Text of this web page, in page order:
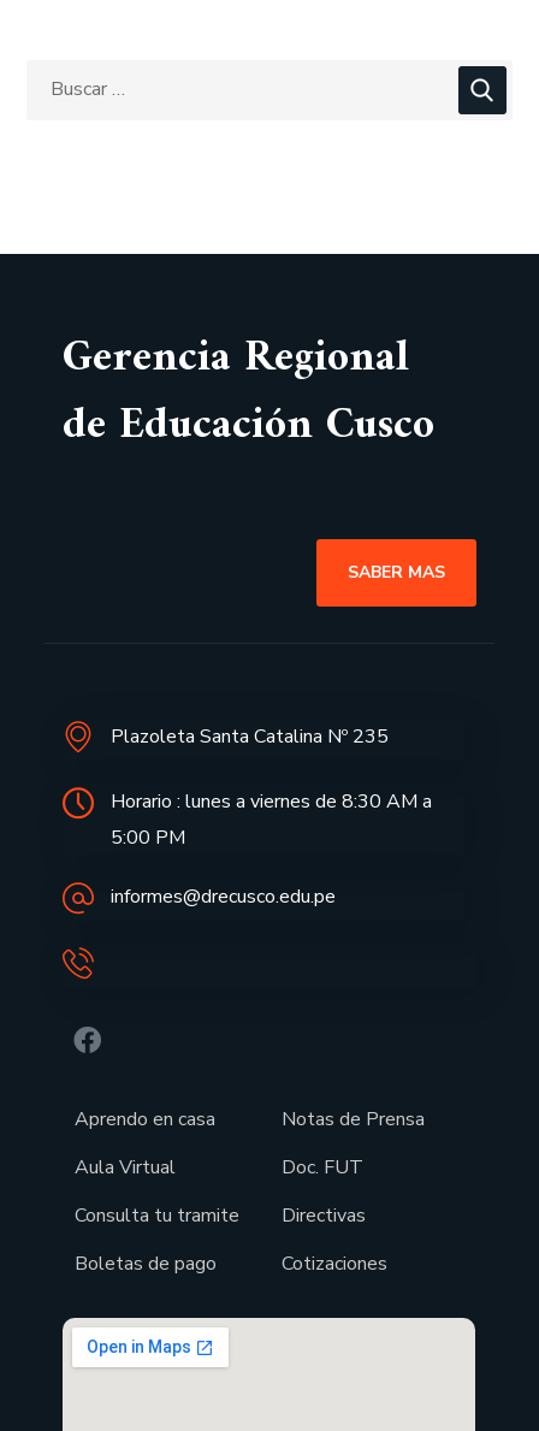
Gerencia Regional
de Educación Cusco
SABER MAS
Plazoleta Santa Catalina Nº 235
Horario : lunes a viernes de 8:30 AM a
5:00 PM
informes@drecusco.edu.pe
Aprendo en casa
Aula Virtual
Consulta tu tramite
Boletas de pago
Notas de Prensa
Doc. FUT
Directivas
Cotizaciones